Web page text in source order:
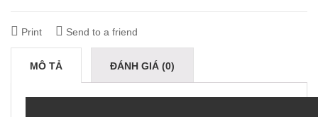
Print Send to a friend
MÔ TẢ ĐÁNH GIÁ (0)